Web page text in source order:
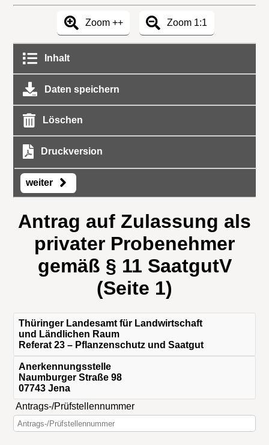
Zoom ++ Zoom 1:1
Inhalt
Daten speichern
Löschen
Druckversion
weiter
Antrag auf Zulassung als
privater Probenehmer
gemäß § 11 SaatgutV
(Seite 1)
Thüringer Landesamt für Landwirtschaft
und Ländlichen Raum
Referat 23 – Pflanzenschutz und Saatgut
Anerkennungsstelle
Naumburger Straße 98
07743 Jena
Antrags-/Prüfstellennummer